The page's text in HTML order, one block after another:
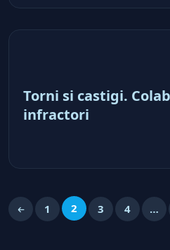
Torni si castigi.
infractori
1 2 3 4 …